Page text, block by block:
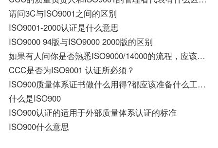
请问3C与ISO9001之间的区别
ISO9001-2000认证是什么意思
ISO9000 94版与ISO9000 2000版的区别
如果有人问你是否熟悉ISO9000/14000的流程，应该怎样说明
CCC是否为ISO9001 认证所必须？
ISO900质量体系证书做什么用得?都应该准备什么工作呢？请高手指
什么是ISO900
ISO900认证的适用于外部质量体系认证的标准
ISO900什么意思